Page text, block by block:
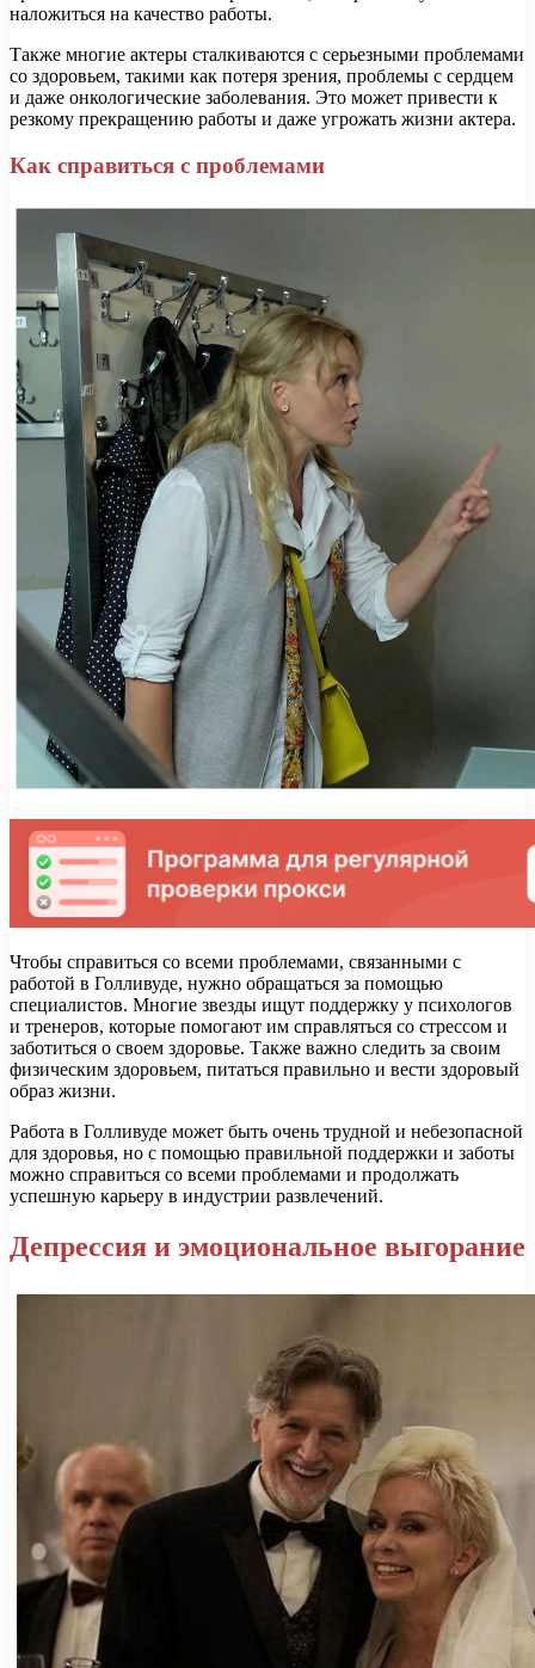
наложиться на качество работы.
Также многие актеры сталкиваются с серьезными проблемами
со здоровьем, такими как потеря зрения, проблемы с сердцем
и даже онкологические заболевания. Это может привести к
резкому прекращению работы и даже угрожать жизни актера.
Как справиться с проблемами
Чтобы справиться со всеми проблемами, связанными с
работой в Голливуде, нужно обращаться за помощью
специалистов. Многие звезды ищут поддержку у психологов
и тренеров, которые помогают им справляться со стрессом и
заботиться о своем здоровье. Также важно следить за своим
физическим здоровьем, питаться правильно и вести здоровый
образ жизни.
Работа в Голливуде может быть очень трудной и небезопасной
для здоровья, но с помощью правильной поддержки и заботы
можно справиться со всеми проблемами и продолжать
успешную карьеру в индустрии развлечений.
Депрессия и эмоциональное выгорание